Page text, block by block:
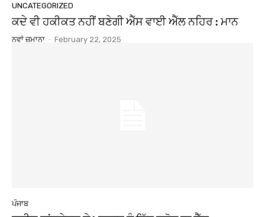
UNCATEGORIZED
ਕਦੇ ਵੀ ਹਕੀਕਤ ਨਹੀਂ ਬਣੇਗੀ ਐੱਸ ਵਾਈ ਐੱਲ ਨਹਿਰ : ਮਾਨ
ਨਵਾਂ ਜ਼ਮਾਨਾ - February 22, 2025
ਪੰਜਾਬ